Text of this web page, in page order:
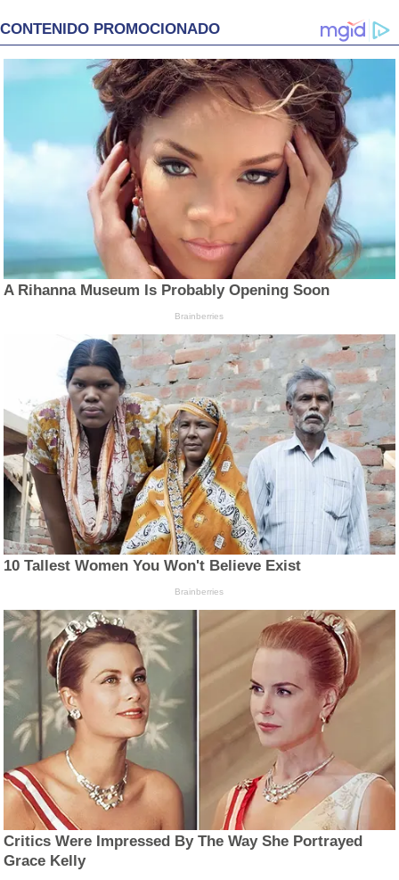
CONTENIDO PROMOCIONADO
A Rihanna Museum Is Probably Opening Soon
Brainberries
10 Tallest Women You Won't Believe Exist
Brainberries
Critics Were Impressed By The Way She Portrayed
Grace Kelly